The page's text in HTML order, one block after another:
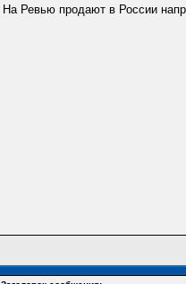
На Ревью продают в России